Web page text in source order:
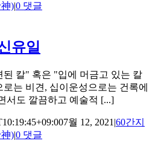
)|0 댓글
유일
칼" 혹은 "입에 머금고 있는 칼
는 비견, 십이운성으로는 건록에
서도 깔끔하고 예술적 [...]
7월 12, 2021 |60간지
)|0 댓글